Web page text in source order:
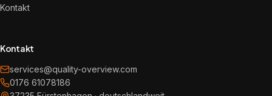
Kontakt
Kontakt
services@quality-overview.com
0176 61078186